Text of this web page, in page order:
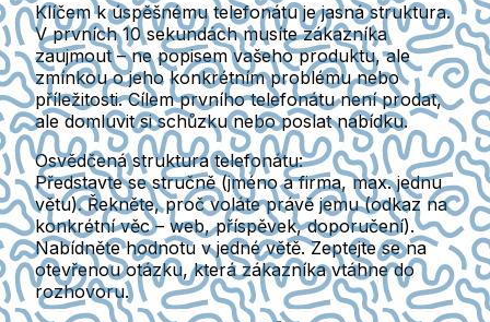
Klíčem k úspěšnému telefonátu je jasná struktura.
V prvních 10 sekundách musíte zákazníka
zaujmout – ne popisem vašeho produktu, ale
zmínkou o jeho konkrétním problému nebo
příležitosti. Cílem prvního telefonátu není prodat,
ale domluvit si schůzku nebo poslat nabídku.
Osvědčená struktura telefonátu:
Představte se stručně (jméno a firma, max. jednu
větu). Řekněte, proč voláte právě jemu (odkaz na
konkrétní věc – web, příspěvek, doporučení).
Nabídněte hodnotu v jedné větě. Zeptejte se na
otevřenou otázku, která zákazníka vtáhne do
rozhovoru.